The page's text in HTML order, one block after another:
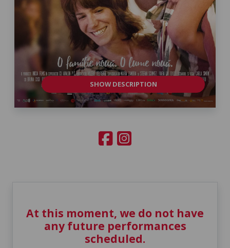
SHOW DESCRIPTION
At this moment, we do not have
any future performances
scheduled.